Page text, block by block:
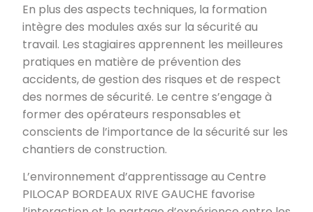
En plus des aspects techniques, la formation
intègre des modules axés sur la sécurité au
travail. Les stagiaires apprennent les meilleures
pratiques en matière de prévention des
accidents, de gestion des risques et de respect
des normes de sécurité. Le centre s’engage à
former des opérateurs responsables et
conscients de l’importance de la sécurité sur les
chantiers de construction.
L’environnement d’apprentissage au Centre
PILOCAP BORDEAUX RIVE GAUCHE favorise